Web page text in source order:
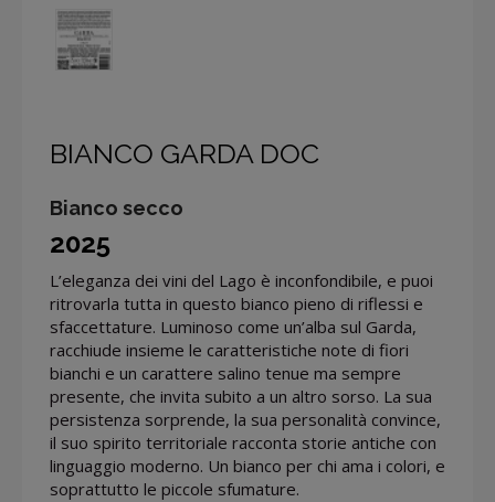
BIANCO GARDA DOC
Bianco secco
2025
L’eleganza dei vini del Lago è inconfondibile, e puoi
ritrovarla tutta in questo bianco pieno di riflessi e
sfaccettature. Luminoso come un’alba sul Garda,
racchiude insieme le caratteristiche note di fiori
bianchi e un carattere salino tenue ma sempre
presente, che invita subito a un altro sorso. La sua
persistenza sorprende, la sua personalità convince,
il suo spirito territoriale racconta storie antiche con
linguaggio moderno. Un bianco per chi ama i colori, e
soprattutto le piccole sfumature.